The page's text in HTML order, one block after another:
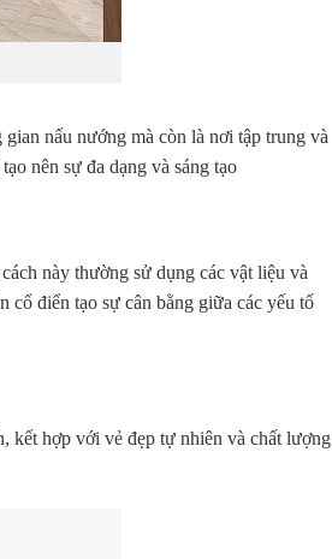
nấu nướng mà còn là nơi tập trung và
nên sự đa dạng và sáng tạo
này thường sử dụng các vật liệu và
cổ điển tạo sự cân bằng giữa các yếu tố
kết hợp với vẻ đẹp tự nhiên và chất lượng